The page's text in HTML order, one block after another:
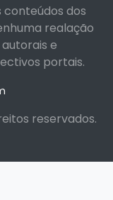
conteúdos dos
realação
e
portais.
reservados.